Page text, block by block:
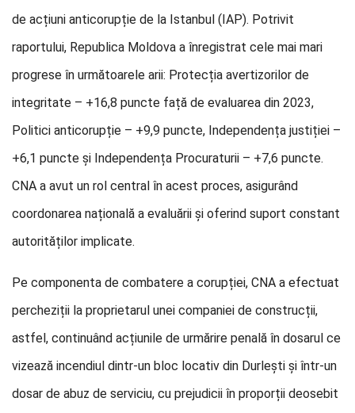
de acțiuni anticorupție de la Istanbul (IAP). Potrivit
raportului, Republica Moldova a înregistrat cele mai mari
progrese în următoarele arii: Protecția avertizorilor de
integritate – +16,8 puncte față de evaluarea din 2023,
Politici anticorupție – +9,9 puncte, Independența justiției –
+6,1 puncte și Independența Procuraturii – +7,6 puncte.
CNA a avut un rol central în acest proces, asigurând
coordonarea națională a evaluării și oferind suport constant
autorităților implicate.
Pe componenta de combatere a corupției, CNA a efectuat
percheziții la proprietarul unei companiei de construcții,
astfel, continuând acțiunile de urmărire penală în dosarul ce
vizează incendiul dintr-un bloc locativ din Durlești și într-un
dosar de abuz de serviciu, cu prejudicii în proporții deosebit